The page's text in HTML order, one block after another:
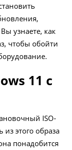
узнаете, как
чтобы обойти
11 с
ISO-
этого образа
понадобится